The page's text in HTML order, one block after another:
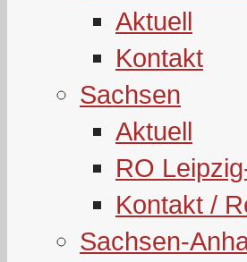
Aktuell
Kontakt
Sachsen
Aktuell
RO
Kontakt /
Sachsen-